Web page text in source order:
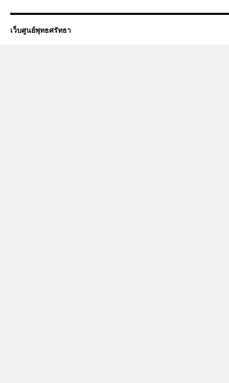
เว็บศูนย์พุทธศรัทธา